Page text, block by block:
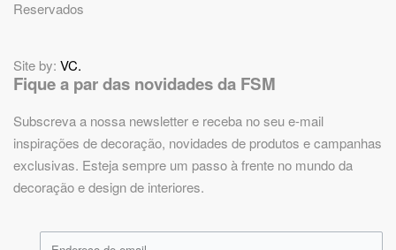
Reservados
Site by: VC.
Fique a par das novidades da FSM
Subscreva a nossa newsletter e receba no seu e-mail
inspirações de decoração, novidades de produtos e campanhas
exclusivas. Esteja sempre um passo à frente no mundo da
decoração e design de interiores.